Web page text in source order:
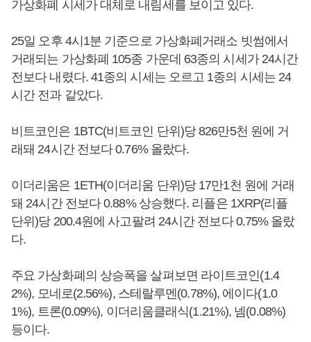
가상화폐 시세가 대체로 내림세를 보이고 있다.
25일 오후 4시1분 기준으로 가상화폐거래소 빗썸에서
거래되는 가상화폐 105종 가운데 63종의 시세가 24시간
전보다 내렸다. 41종의 시세는 오르고 1종의 시세는 24
시간 전과 같았다.
비트코인은 1BTC(비트코인 단위)당 826만5천 원에 거
래돼 24시간 전보다 0.76% 올랐다.
이더리움은 1ETH(이더리움 단위)당 17만1천 원에 거래
돼 24시간 전보다 0.88% 상승했다. 리플은 1XRP(리플
단위)당 200.4원에 사고팔려 24시간 전보다 0.75% 올랐
다.
주요 가상화폐의 상승폭을 살펴보면 라이트코인(1.4
2%), 모네로(2.56%), 스테랄루멘(0.78%), 에이다(1.0
1%), 트론(0.09%), 이더리움클래식(1.21%), 넴(0.08%)
등이다.